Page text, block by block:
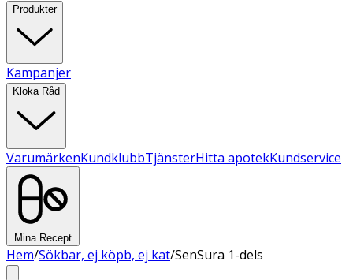
Produkter
Kampanjer
Kloka Råd
VarumärkenKundklubbTjänsterHitta apotekKundservice
Mina Recept
Hem/Sökbar, ej köpb, ej kat/SenSura 1-dels